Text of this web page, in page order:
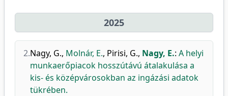
2025
2.Nagy, G., Molnár, E., Pirisi, G., Nagy, E.: A helyi
munkaerőpiacok hosszútávú átalakulása a
kis- és középvárosokban az ingázási adatok
tükrében.